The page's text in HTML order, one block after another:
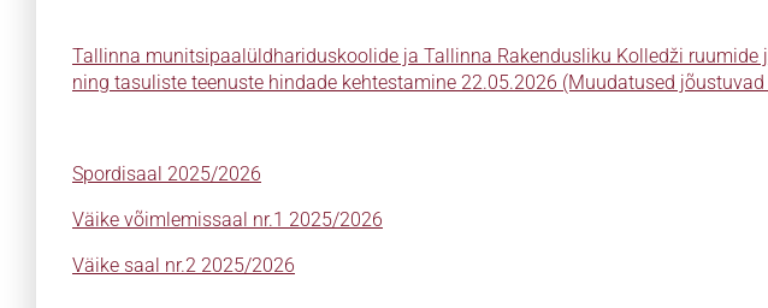
Tallinna munitsipaalüldhariduskoolide ja Tallinna Rakendusliku Kolledži
ning tasuliste teenuste hindade kehtestamine 22.05.2026 (Muudatused
Spordisaal 2025/2026
Väike võimlemissaal nr.1 2025/2026
Väike saal nr.2 2025/2026